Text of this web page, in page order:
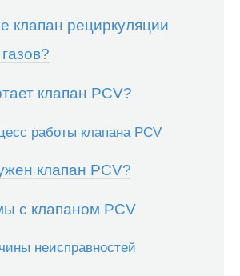
клапан рециркуляции
клапан PCV?
работы клапана PCV
клапан PCV?
с клапаном PCV
неисправностей